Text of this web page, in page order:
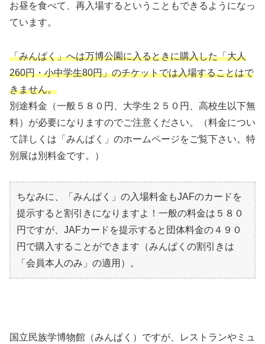
お昼を食べて、再入場するということもできるようになっ
ています。
「みんぱく」へは万博公園に入るときに購入した「大人
260円・小中学生80円」のチケットでは入場することはで
きません。
別途料金（一般５８０円、大学生２５０円、高校生以下無
料）が必要になりますのでご注意ください。（料金につい
て詳しくは「みんぱく」のホームページをご覧下さい。特
別展は別料金です。）
ちなみに、「みんぱく」の入場料金もJAFのカードを
提示すると割引きになりますよ！一般の料金は５８０
円ですが、JAFカードを提示すると団体料金の４９０
円で購入することができます（みんぱくの割引きは
「会員本人のみ」の適用）。
国立民族学博物館（みんぱく）ですが、レストランやミュ